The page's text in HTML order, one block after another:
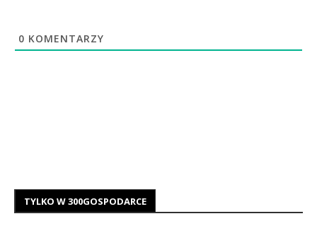
0 KOMENTARZY
TYLKO W 300GOSPODARCE